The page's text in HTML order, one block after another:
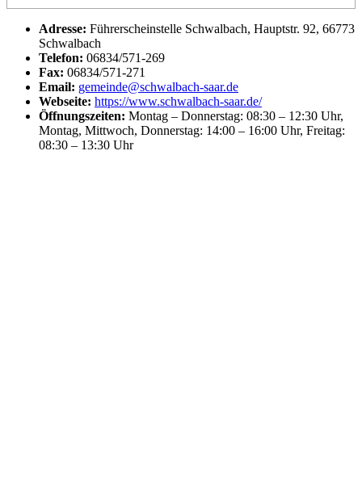
Adresse: Führerscheinstelle Schwalbach, Hauptstr. 92, 66773
Schwalbach
Telefon: 06834/571-269
Fax: 06834/571-271
Email: gemeinde@schwalbach-saar.de
Webseite: https://www.schwalbach-saar.de/
Öffnungszeiten: Montag – Donnerstag: 08:30 – 12:30 Uhr,
Montag, Mittwoch, Donnerstag: 14:00 – 16:00 Uhr, Freitag:
08:30 – 13:30 Uhr